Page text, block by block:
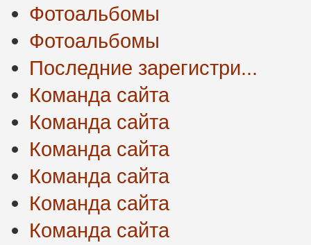
Фотоальбомы
Фотоальбомы
Последние зарегистри...
Команда сайта
Команда сайта
Команда сайта
Команда сайта
Команда сайта
Команда сайта